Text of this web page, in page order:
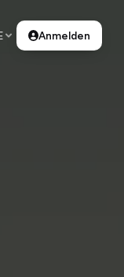
Anmelden